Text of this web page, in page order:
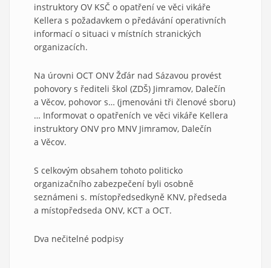
instruktory OV KSČ o opatření ve věci vikáře
Kellera s požadavkem o předávání operativních
informací o situaci v místních stranických
organizacích.
Na úrovni OCT ONV Žďár nad Sázavou provést
pohovory s řediteli škol (ZDŠ) Jimramov, Dalečín
a Věcov, pohovor s… (jmenováni tři členové sboru)
… Informovat o opatřeních ve věci vikáře Kellera
instruktory ONV pro MNV Jimramov, Dalečín
a Věcov.
S celkovým obsahem tohoto politicko
organizačního zabezpečení byli osobně
seznámeni s. místopředsedkyně KNV, předseda
a místopředseda ONV, KCT a OCT.
Dva nečitelné podpisy